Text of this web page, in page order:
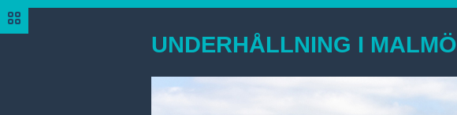
UNDERHÅLLNING I MALMÖ